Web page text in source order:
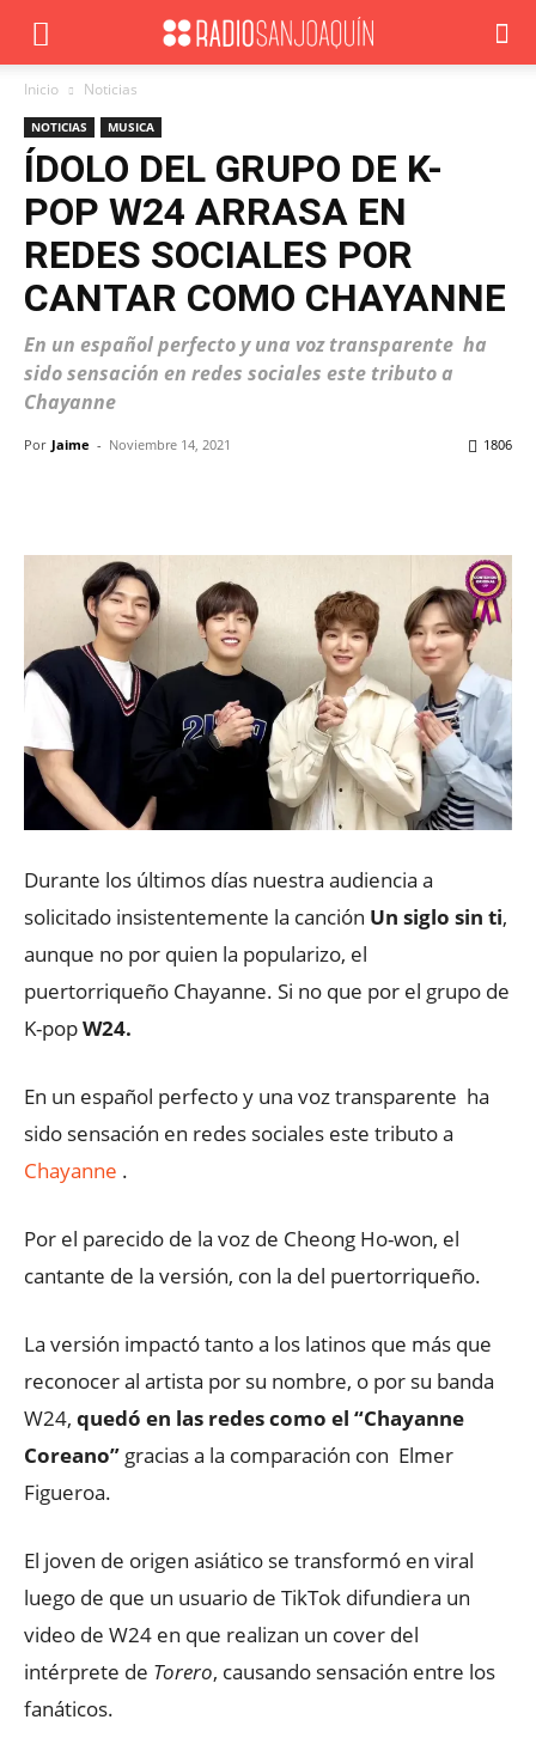
Inicio Noticias
NOTICIAS MUSICA
ÍDOLO DEL GRUPO DE K-
POP W24 ARRASA EN
REDES SOCIALES POR
CANTAR COMO CHAYANNE
En un español perfecto y una voz transparente ha
sido sensación en redes sociales este tributo a
Chayanne
Por Jaime - Noviembre 14, 2021 1806
Durante los últimos días nuestra audiencia a
solicitado insistentemente la canción Un siglo sin ti,
aunque no por quien la popularizo, el
puertorriqueño Chayanne. Si no que por el grupo de
K-popW24.
En un español perfecto y una voz transparente ha
sido sensación en redes sociales este tributo a
Chayanne .
Por el parecido de la voz de Cheong Ho-won, el
cantante de la versión, con la del puertorriqueño.
La versión impactó tanto a los latinos que más que
reconocer al artista por su nombre, o por su banda
W24, quedó en las redes como el “Chayanne
Coreano” gracias a la comparación con Elmer
Figueroa.
El joven de origen asiático se transformó en viral
luego de que un usuario de TikTok difundiera un
video de W24 en que realizan un cover del
intérprete de Torero, causando sensación entre los
fanáticos.